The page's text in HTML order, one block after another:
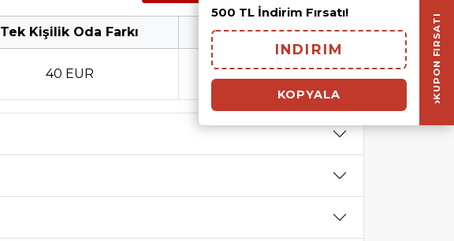
Tek Kişilik Oda Farkı 1. Çocuk
40 EUR
0 - 2 Yaş 39 EUR
3 - 11 Yaş 89 EUR
500 TL İndirim Fırsatı!
INDIRIM
KOPYALA
›
KUPON FIRSATI